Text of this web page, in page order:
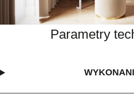
Parametry